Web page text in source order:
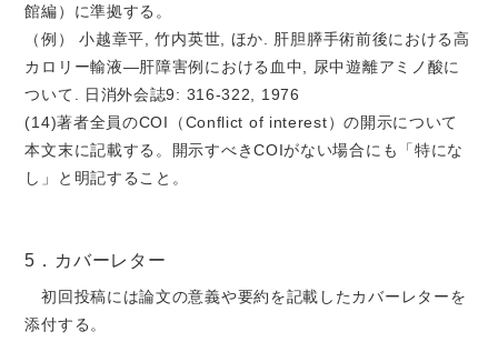
館編）に準拠する。
（例） 小越章平, 竹内英世, ほか. 肝胆膵手術前後における高
カロリー輸液―肝障害例における血中, 尿中遊離アミノ酸に
ついて. 日消外会誌9: 316-322, 1976
(14)著者全員のCOI（Conflict of interest）の開示について
本文末に記載する。開示すべきCOIがない場合にも「特にな
し」と明記すること。
5．カバーレター
初回投稿には論文の意義や要約を記載したカバーレターを
添付する。